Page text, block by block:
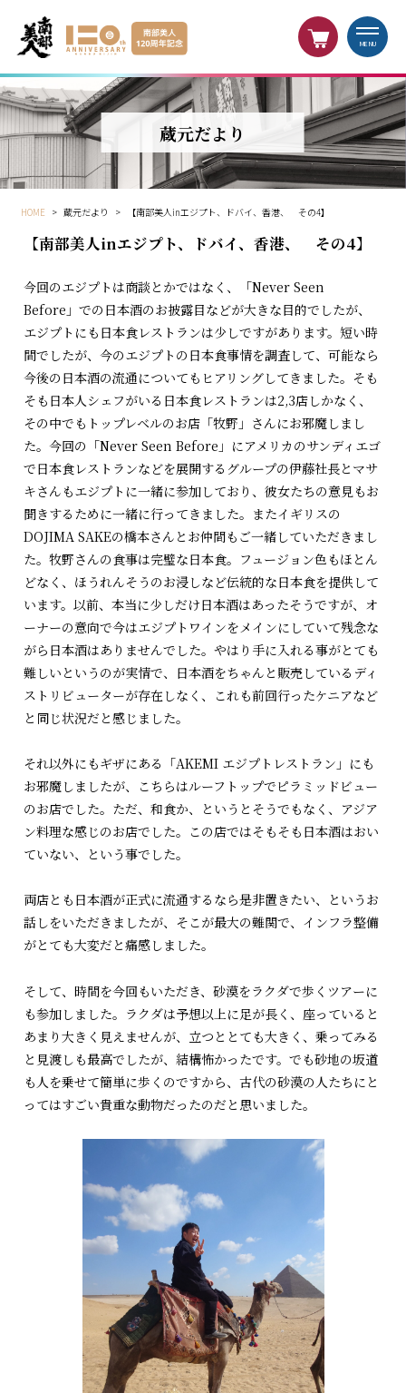
MENU
蔵元だより
HOME > 蔵元だより > 【南部美人inエジプト、ドバイ、香港、 その4】
【南部美人inエジプト、ドバイ、香港、 その4】
今回のエジプトは商談とかではなく、「Never Seen
Before」での日本酒のお披露目などが大きな目的でしたが、
エジプトにも日本食レストランは少しですがあります。短い時
間でしたが、今のエジプトの日本食事情を調査して、可能なら
今後の日本酒の流通についてもヒアリングしてきました。そも
そも日本人シェフがいる日本食レストランは2,3店しかなく、
その中でもトップレベルのお店「牧野」さんにお邪魔しまし
た。今回の「Never Seen Before」にアメリカのサンディエゴ
で日本食レストランなどを展開するグループの伊藤社長とマサ
キさんもエジプトに一緒に参加しており、彼女たちの意見もお
聞きするために一緒に行ってきました。またイギリスの
DOJIMA SAKEの橋本さんとお仲間もご一緒していただきまし
た。牧野さんの食事は完璧な日本食。フュージョン色もほとん
どなく、ほうれんそうのお浸しなど伝統的な日本食を提供して
います。以前、本当に少しだけ日本酒はあったそうですが、オ
ーナーの意向で今はエジプトワインをメインにしていて残念な
がら日本酒はありませんでした。やはり手に入れる事がとても
難しいというのが実情で、日本酒をちゃんと販売しているディ
ストリビューターが存在しなく、これも前回行ったケニアなど
と同じ状況だと感じました。
それ以外にもギザにある「AKEMI エジプトレストラン」にも
お邪魔しましたが、こちらはルーフトップでピラミッドビュー
のお店でした。ただ、和食か、というとそうでもなく、アジア
ン料理な感じのお店でした。この店ではそもそも日本酒はおい
ていない、という事でした。
両店とも日本酒が正式に流通するなら是非置きたい、というお
話しをいただきましたが、そこが最大の難関で、インフラ整備
がとても大変だと痛感しました。
そして、時間を今回もいただき、砂漠をラクダで歩くツアーに
も参加しました。ラクダは予想以上に足が長く、座っていると
あまり大きく見えませんが、立つととても大きく、乗ってみる
と見渡しも最高でしたが、結構怖かったです。でも砂地の坂道
も人を乗せて簡単に歩くのですから、古代の砂漠の人たちにと
ってはすごい貴重な動物だったのだと思いました。